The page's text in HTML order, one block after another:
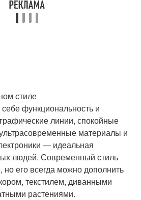
стиле
себе функциональность и
линии, спокойные
материалы и
— идеальная
людей. Современный стиль
его всегда можно дополнить
текстилем, диванными
растениями.